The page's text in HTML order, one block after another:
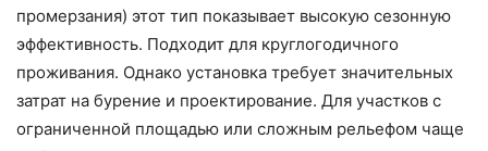
промерзания) этот тип показывает высокую сезонную
эффективность. Подходит для круглогодичного
проживания. Однако установка требует значительных
затрат на бурение и проектирование. Для участков с
ограниченной площадью или сложным рельефом чаще